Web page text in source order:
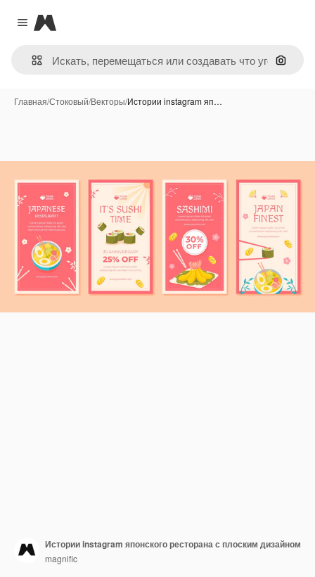
Close menu
Magnific
Поиск
Главная/Стоковый/Векторы/Истории instagram яп…
Истории instagram японского ресторана с плоским дизайном
magnific